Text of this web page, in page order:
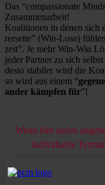
Das “compas­sio­nate
Zusammenarbeit!
Koali­tionen in denen sich
rer­seite” (Win-Lose)
zeit”. Je mehr Win-Win
jeder Partner zu sich
desto stabiler wird die
so wird aus einem “
ander kämpfen für”!
Wenn hier nichts
indivi­du­elle